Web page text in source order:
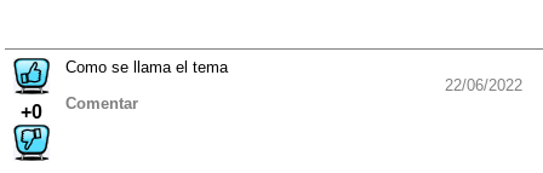
+0
Como se llama el tema
22/06/2022
Comentar